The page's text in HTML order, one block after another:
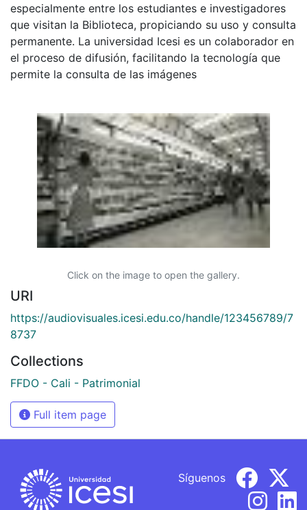
especialmente entre los estudiantes e investigadores
que visitan la Biblioteca, propiciando su uso y consulta
permanente. La universidad Icesi es un colaborador en
el proceso de difusión, facilitando la tecnología que
permite la consulta de las imágenes
Click on the image to open the gallery.
URI
https://audiovisuales.icesi.edu.co/handle/123456789/7
8737
Collections
FFDO - Cali - Patrimonial
Full item page
Síguenos